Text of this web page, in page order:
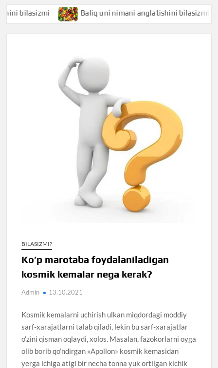
Baliq uni nimani anglatishini bilasizmi
BILASIZMI?
Ko’p marotaba foydalaniladigan
kosmik kemalar nega kerak?
Admin 13.10.2021
Kosmik kemalarni uchirish ulkan miqdordagi moddiy
sarf-xarajatlarni talab qiladi, lekin bu sarf-xarajatlar
o’zini qisman oqlaydi, xolos. Masalan, fazokorlarni oyga
olib borib qo’ndirgan «Apollon» kosmik kemasidan
yerga ichiga atigi bir necha tonna yuk ortilgan kichik